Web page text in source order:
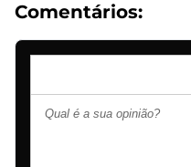
Comentários: